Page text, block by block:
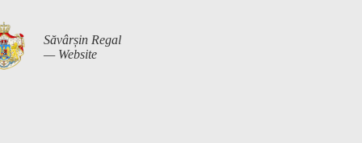
Săvârșin Regal
— Website